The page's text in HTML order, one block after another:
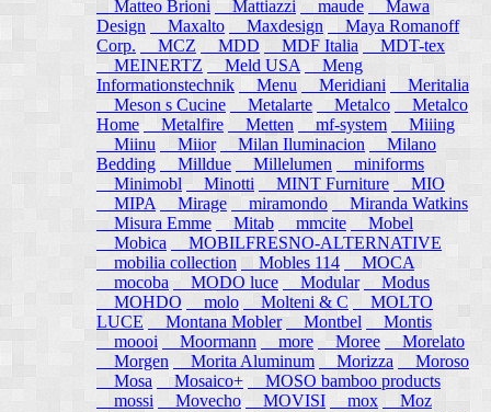
Matteo Brioni
Mattiazzi maude
Mawa
Design
Maxalto Maxdesign
Maya Romanoff
Corp.
MCZ MDD MDF Italia
MDT-tex
MEINERTZ
Meld USA
Meng
Informationstechnik
Menu Meridiani
Meritalia
Meson s Cucine
Metalarte Metalco
Metalco
Home Metalfire Metten mf-system
Miiing
Miinu
Miior Milan Iluminacion
Milano
Bedding
Milldue Millelumen
miniforms
Minimobl Minotti MINT Furniture
MIO
MIPA
Mirage miramondo
Miranda Watkins
Misura Emme
Mitab mmcite
Mobel
Mobica
MOBILFRESNO-ALTERNATIVE
mobilia collection
Mobles 114
MOCA
mocoba
MODO luce Modular
Modus
MOHDO
molo Molteni & C
MOLTO
LUCE
Montana Mobler Montbel
Montis
moooi
Moormann more Moree
Morelato
Morgen
Morita Aluminum Morizza
Moroso
Mosa
Mosaico+
MOSO bamboo products
mossi
Movecho MOVISI mox
Moz